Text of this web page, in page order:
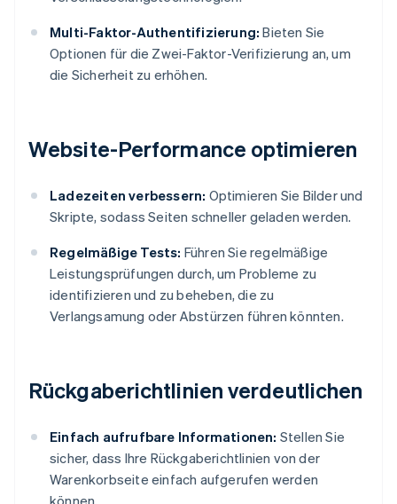
Multi-Faktor-Authentifizierung: Bieten Sie
Optionen für die Zwei-Faktor-Verifizierung an, um
die Sicherheit zu erhöhen.
Website-Performance optimieren
Ladezeiten verbessern: Optimieren Sie Bilder und
Skripte, sodass Seiten schneller geladen werden.
Regelmäßige Tests: Führen Sie regelmäßige
Leistungsprüfungen durch, um Probleme zu
identifizieren und zu beheben, die zu
Verlangsamung oder Abstürzen führen könnten.
Rückgaberichtlinien verdeutlichen
Einfach aufrufbare Informationen: Stellen Sie
sicher, dass Ihre Rückgaberichtlinien von der
Warenkorbseite einfach aufgerufen werden